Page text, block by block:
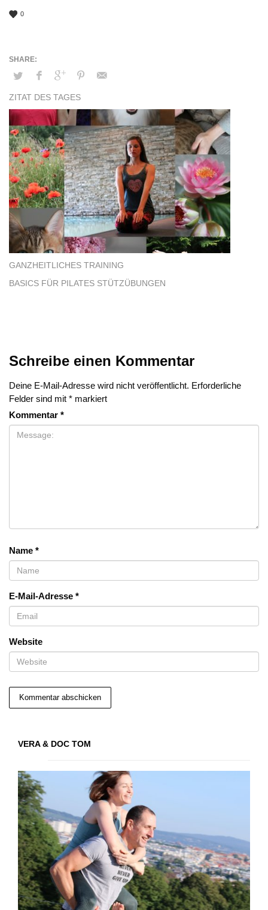
0
ZITAT DES TAGES
GANZHEITLICHES TRAINING
BASICS FÜR PILATES STÜTZÜBUNGEN
Schreibe einen Kommentar
Deine E-Mail-Adresse wird nicht veröffentlicht. Erforderliche
Felder sind mit * markiert
Kommentar *
Name *
E-Mail-Adresse *
Website
VERA & DOC TOM